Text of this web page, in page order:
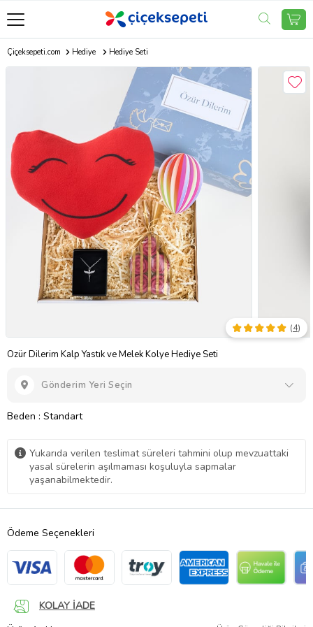
Çiçeksepeti.com Hediye Hediye Seti
Özür Dilerim Kalp Yastık ve Melek Kolye Hediye Seti
(4)
Gönderim Yeri Seçin
Beden : Standart
Yukarıda verilen teslimat süreleri tahmini olup mevzuattaki
yasal sürelerin aşılmaması koşuluyla sapmalar
yaşanabilmektedir.
Ödeme Seçenekleri
KOLAY İADE